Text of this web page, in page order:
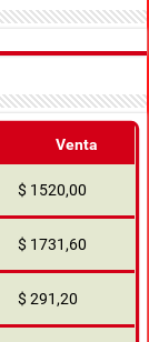
Venta
$ 1520,00
$ 1731,60
$ 291,20